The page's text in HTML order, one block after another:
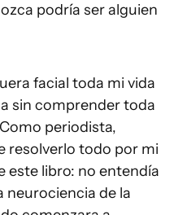
podría ser alguien
facial toda mi vida
sin comprender toda
periodista,
resolverlo todo por mi
este libro: no entendía
neurociencia de la